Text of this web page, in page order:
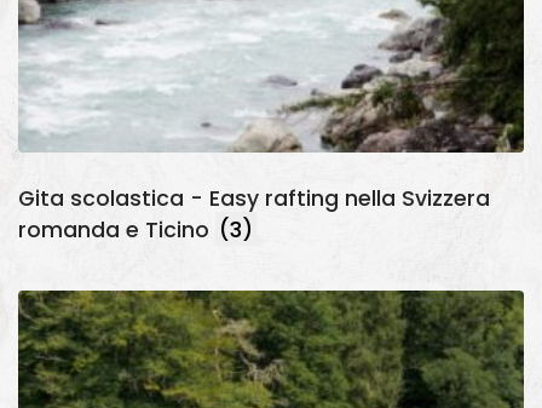
Gita scolastica - Easy rafting nella Svizzera
romanda e Ticino (3)